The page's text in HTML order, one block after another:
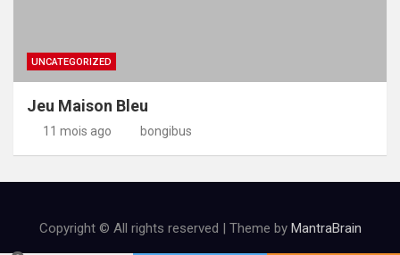
UNCATEGORIZED
Jeu Maison Bleu
11 mois ago bongibus
Copyright © All rights reserved | Theme by MantraBrain